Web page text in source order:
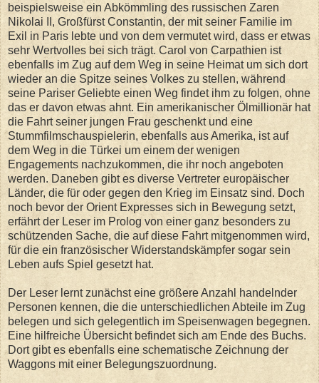
beispielsweise ein Abkömmling des russischen Zaren
Nikolai II, Großfürst Constantin, der mit seiner Familie im
Exil in Paris lebte und von dem vermutet wird, dass er etwas
sehr Wertvolles bei sich trägt. Carol von Carpathien ist
ebenfalls im Zug auf dem Weg in seine Heimat um sich dort
wieder an die Spitze seines Volkes zu stellen, während
seine Pariser Geliebte einen Weg findet ihm zu folgen, ohne
das er davon etwas ahnt. Ein amerikanischer Ölmillionär hat
die Fahrt seiner jungen Frau geschenkt und eine
Stummfilmschauspielerin, ebenfalls aus Amerika, ist auf
dem Weg in die Türkei um einem der wenigen
Engagements nachzukommen, die ihr noch angeboten
werden. Daneben gibt es diverse Vertreter europäischer
Länder, die für oder gegen den Krieg im Einsatz sind. Doch
noch bevor der Orient Expresses sich in Bewegung setzt,
erfährt der Leser im Prolog von einer ganz besonders zu
schützenden Sache, die auf diese Fahrt mitgenommen wird,
für die ein französischer Widerstandskämpfer sogar sein
Leben aufs Spiel gesetzt hat.
Der Leser lernt zunächst eine größere Anzahl handelnder
Personen kennen, die die unterschiedlichen Abteile im Zug
belegen und sich gelegentlich im Speisenwagen begegnen.
Eine hilfreiche Übersicht befindet sich am Ende des Buchs.
Dort gibt es ebenfalls eine schematische Zeichnung der
Waggons mit einer Belegungszuordnung.